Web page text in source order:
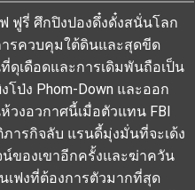
ฟูรี่ ศึกปิงปองดึ๋งดั๋งสนั่นโลก
ารควบคุมใต้ดินและสุดขีด
ดุเดือดและการเดิมพันถือเป็น
ป่ง Phom-Down และออก
ห้วงอวกาศนี้เมื่อตัวแทน FBI
ารกิจลับ แรนดี้มุ่งมั่นที่จะเด้ง
ของเขาอีกครั้งและฆ่าควัน
เฟงที่ต้องการตัวมากที่สุด